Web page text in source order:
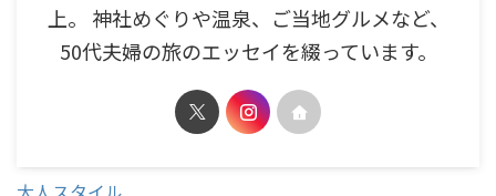
上。 神社めぐりや温泉、ご当地グルメなど、
50代夫婦の旅のエッセイを綴っています。